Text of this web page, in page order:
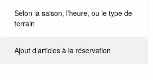
Selon la saison, l’heure, ou le type de
terrain
Ajout d’articles à la réservation